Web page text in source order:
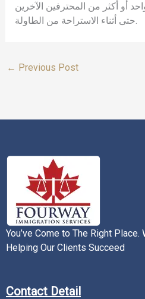
أو أكثر من المحترفين الآخرين
حتى أثناء الاستراحة من الطاولة.
← Previous Post
You’ve Come to The Right
Helping Our Clients Succeed
Contact Detail